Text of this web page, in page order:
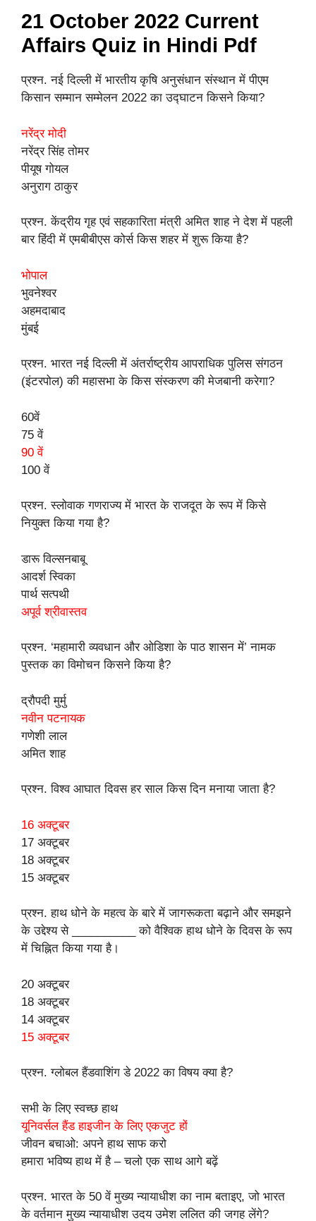
21 October 2022 Current
Affairs Quiz in Hindi Pdf
प्रश्न. नई दिल्ली में भारतीय कृषि अनुसंधान संस्थान में पीएम
किसान सम्मान सम्मेलन 2022 का उद्घाटन किसने किया?
नरेंद्र मोदी
नरेंद्र सिंह तोमर
पीयूष गोयल
अनुराग ठाकुर
प्रश्न. केंद्रीय गृह एवं सहकारिता मंत्री अमित शाह ने देश में पहली
बार हिंदी में एमबीबीएस कोर्स किस शहर में शुरू किया है?
भोपाल
भुवनेश्वर
अहमदाबाद
मुंबई
प्रश्न. भारत नई दिल्ली में अंतर्राष्ट्रीय आपराधिक पुलिस संगठन
(इंटरपोल) की महासभा के किस संस्करण की मेजबानी करेगा?
60वें
75 वें
90 वें
100 वें
प्रश्न. स्लोवाक गणराज्य में भारत के राजदूत के रूप में किसे
नियुक्त किया गया है?
डारू विल्सनबाबू
आदर्श स्विका
पार्थ सत्पथी
अपूर्व श्रीवास्तव
प्रश्न. ‘महामारी व्यवधान और ओडिशा के पाठ शासन में’ नामक
पुस्तक का विमोचन किसने किया है?
द्रौपदी मुर्मु
नवीन पटनायक
गणेशी लाल
अमित शाह
प्रश्न. विश्व आघात दिवस हर साल किस दिन मनाया जाता है?
16 अक्टूबर
17 अक्टूबर
18 अक्टूबर
15 अक्टूबर
प्रश्न. हाथ धोने के महत्व के बारे में जागरूकता बढ़ाने और समझने
के उद्देश्य से __________ को वैश्विक हाथ धोने के दिवस के रूप
में चिह्नित किया गया है।
20 अक्टूबर
18 अक्टूबर
14 अक्टूबर
15 अक्टूबर
प्रश्न. ग्लोबल हैंडवाशिंग डे 2022 का विषय क्या है?
सभी के लिए स्वच्छ हाथ
यूनिवर्सल हैंड हाइजीन के लिए एकजुट हों
जीवन बचाओ: अपने हाथ साफ करो
हमारा भविष्य हाथ में है – चलो एक साथ आगे बढ़ें
प्रश्न. भारत के 50 वें मुख्य न्यायाधीश का नाम बताइए, जो भारत
के वर्तमान मुख्य न्यायाधीश उदय उमेश ललित की जगह लेंगे?